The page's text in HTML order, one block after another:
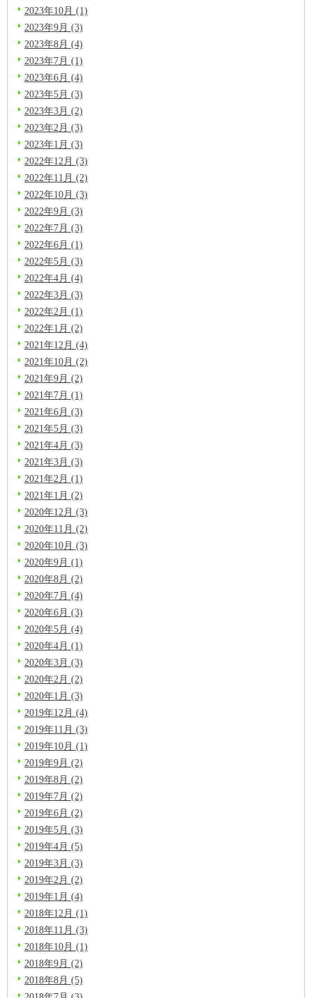
2023年10月 (1)
2023年9月 (3)
2023年8月 (4)
2023年7月 (1)
2023年6月 (4)
2023年5月 (3)
2023年3月 (2)
2023年2月 (3)
2023年1月 (3)
2022年12月 (3)
2022年11月 (2)
2022年10月 (3)
2022年9月 (3)
2022年7月 (3)
2022年6月 (1)
2022年5月 (3)
2022年4月 (4)
2022年3月 (3)
2022年2月 (1)
2022年1月 (2)
2021年12月 (4)
2021年10月 (2)
2021年9月 (2)
2021年7月 (1)
2021年6月 (3)
2021年5月 (3)
2021年4月 (3)
2021年3月 (3)
2021年2月 (1)
2021年1月 (2)
2020年12月 (3)
2020年11月 (2)
2020年10月 (3)
2020年9月 (1)
2020年8月 (2)
2020年7月 (4)
2020年6月 (3)
2020年5月 (4)
2020年4月 (1)
2020年3月 (3)
2020年2月 (2)
2020年1月 (3)
2019年12月 (4)
2019年11月 (3)
2019年10月 (1)
2019年9月 (2)
2019年8月 (2)
2019年7月 (2)
2019年6月 (2)
2019年5月 (3)
2019年4月 (5)
2019年3月 (3)
2019年2月 (2)
2019年1月 (4)
2018年12月 (1)
2018年11月 (3)
2018年10月 (1)
2018年9月 (2)
2018年8月 (5)